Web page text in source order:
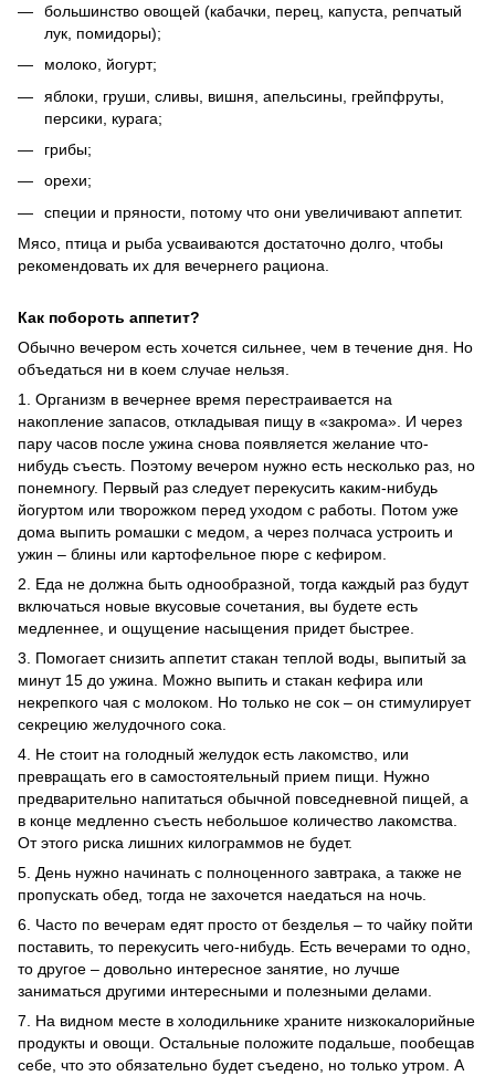
большинство овощей (кабачки, перец, капуста, репчатый
лук, помидоры);
молоко, йогурт;
яблоки, груши, сливы, вишня, апельсины, грейпфруты,
персики, курага;
грибы;
орехи;
специи и пряности, потому что они увеличивают аппетит.
Мясо, птица и рыба усваиваются достаточно долго, чтобы
рекомендовать их для вечернего рациона.
Как побороть аппетит?
Обычно вечером есть хочется сильнее, чем в течение дня. Но
объедаться ни в коем случае нельзя.
1. Организм в вечернее время перестраивается на
накопление запасов, откладывая пищу в «закрома». И через
пару часов после ужина снова появляется желание что-
нибудь съесть. Поэтому вечером нужно есть несколько раз, но
понемногу. Первый раз следует перекусить каким-нибудь
йогуртом или творожком перед уходом с работы. Потом уже
дома выпить ромашки с медом, а через полчаса устроить и
ужин – блины или картофельное пюре с кефиром.
2. Еда не должна быть однообразной, тогда каждый раз будут
включаться новые вкусовые сочетания, вы будете есть
медленнее, и ощущение насыщения придет быстрее.
3. Помогает снизить аппетит стакан теплой воды, выпитый за
минут 15 до ужина. Можно выпить и стакан кефира или
некрепкого чая с молоком. Но только не сок – он стимулирует
секрецию желудочного сока.
4. Не стоит на голодный желудок есть лакомство, или
превращать его в самостоятельный прием пищи. Нужно
предварительно напитаться обычной повседневной пищей, а
в конце медленно съесть небольшое количество лакомства.
От этого риска лишних килограммов не будет.
5. День нужно начинать с полноценного завтрака, а также не
пропускать обед, тогда не захочется наедаться на ночь.
6. Часто по вечерам едят просто от безделья – то чайку пойти
поставить, то перекусить чего-нибудь. Есть вечерами то одно,
то другое – довольно интересное занятие, но лучше
заниматься другими интересными и полезными делами.
7. На видном месте в холодильнике храните низкокалорийные
продукты и овощи. Остальные положите подальше, пообещав
себе, что это обязательно будет съедено, но только утром. А